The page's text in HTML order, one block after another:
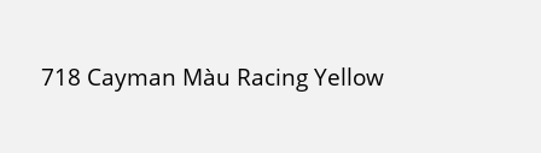
718 Cayman Màu Racing Yellow